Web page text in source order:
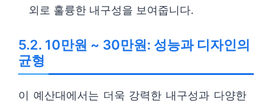
외로 훌륭한 내구성을 보여줍니다.
5.2. 10만원 ~ 30만원: 성능과 디자인의
균형
이 예산대에서는 더욱 강력한 내구성과 다양한